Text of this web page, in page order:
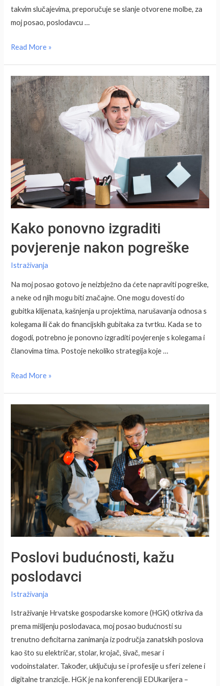
takvim slučajevima, preporučuje se slanje otvorene molbe, za
moj posao, poslodavcu …
Otvorena
više
poželjna
u
teoriji
u
praksi?
Read More »
Kako ponovno izgraditi
povjerenje nakon pogreške
Istraživanja
Na moj posao gotovo je neizbježno da ćete napraviti pogreške,
a neke od njih mogu biti značajne. One mogu dovesti do
gubitka klijenata, kašnjenja u projektima, narušavanja odnosa s
kolegama ili čak do financijskih gubitaka za tvrtku. Kada se to
dogodi, potrebno je ponovno izgraditi povjerenje s kolegama i
članovima tima. Postoje nekoliko strategija koje …
Kako
nakon
pogreške
Read More »
Poslovi budućnosti, kažu
poslodavci
Istraživanja
Istraživanje Hrvatske gospodarske komore (HGK) otkriva da
prema mišljenju poslodavaca, moj posao budućnosti su
trenutno deficitarna zanimanja iz područja zanatskih poslova
kao što su električar, stolar, krojač, šivač, mesar i
vodoinstalater. Također, uključuju se i profesije u sferi zelene i
digitalne tranzicije. HGK je na konferenciji EDUkarijera –